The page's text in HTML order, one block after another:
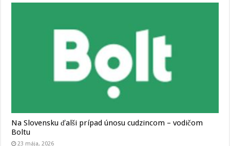
Na Slovensku ďalši prípad únosu cudzincom – vodičom
Boltu
23 mája, 2026